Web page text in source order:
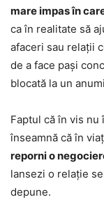
mare impas în
ca în realitate să
afaceri sau relații
de a face pași
blocată la un
Faptul că în vis
înseamnă că în
reporni o
lansezi o relație
depune.